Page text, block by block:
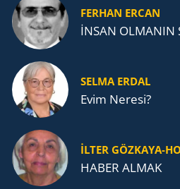
FERHAN ERCAN
İNSAN OLMANIN
SELMA ERDAL
Evim Neresi?
İLTER GÖZKAYA-
HABER ALMAK